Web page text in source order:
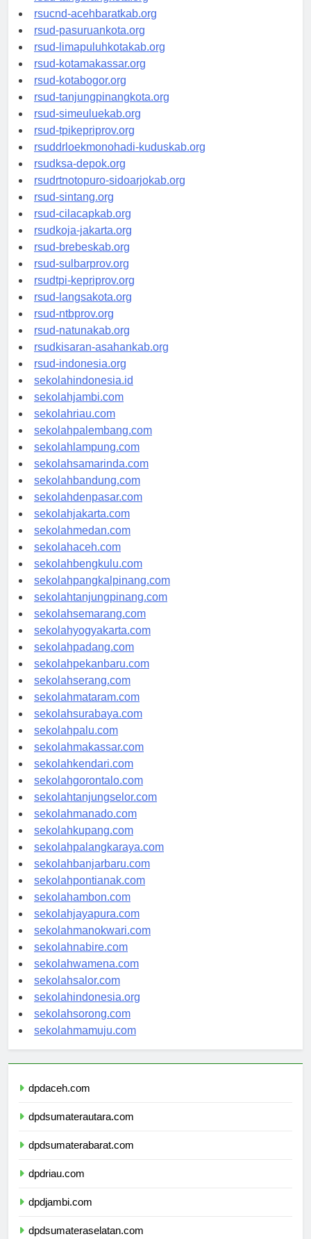
rsud-tangerangkota.org
rsucnd-acehbaratkab.org
rsud-pasuruankota.org
rsud-limapuluhkotakab.org
rsud-kotamakassar.org
rsud-kotabogor.org
rsud-tanjungpinangkota.org
rsud-simeuluekab.org
rsud-tpikepriprov.org
rsuddrloekmonohadi-kuduskab.org
rsudksa-depok.org
rsudrtnotopuro-sidoarjokab.org
rsud-sintang.org
rsud-cilacapkab.org
rsudkoja-jakarta.org
rsud-brebeskab.org
rsud-sulbarprov.org
rsudtpi-kepriprov.org
rsud-langsakota.org
rsud-ntbprov.org
rsud-natunakab.org
rsudkisaran-asahankab.org
rsud-indonesia.org
sekolahindonesia.id
sekolahjambi.com
sekolahriau.com
sekolahpalembang.com
sekolahlampung.com
sekolahsamarinda.com
sekolahbandung.com
sekolahdenpasar.com
sekolahjakarta.com
sekolahmedan.com
sekolahaceh.com
sekolahbengkulu.com
sekolahpangkalpinang.com
sekolahtanjungpinang.com
sekolahsemarang.com
sekolahyogyakarta.com
sekolahpadang.com
sekolahpekanbaru.com
sekolahserang.com
sekolahmataram.com
sekolahsurabaya.com
sekolahpalu.com
sekolahmakassar.com
sekolahkendari.com
sekolahgorontalo.com
sekolahtanjungselor.com
sekolahmanado.com
sekolahkupang.com
sekolahpalangkaraya.com
sekolahbanjarbaru.com
sekolahpontianak.com
sekolahambon.com
sekolahjayapura.com
sekolahmanokwari.com
sekolahnabire.com
sekolahwamena.com
sekolahsalor.com
sekolahindonesia.org
sekolahsorong.com